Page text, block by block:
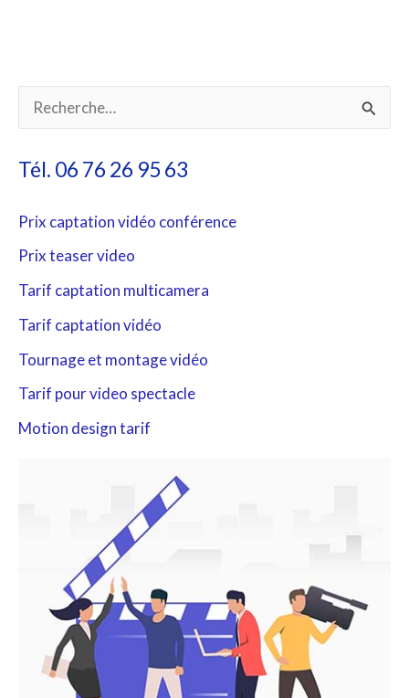
c
r
c
h
e
r
Tél. 06 76 26 95 63
Prix captation vidéo conférence
Prix teaser video
Tarif captation multicamera
Tarif captation vidéo
Tournage et montage vidéo
Tarif pour video spectacle
Motion design tarif